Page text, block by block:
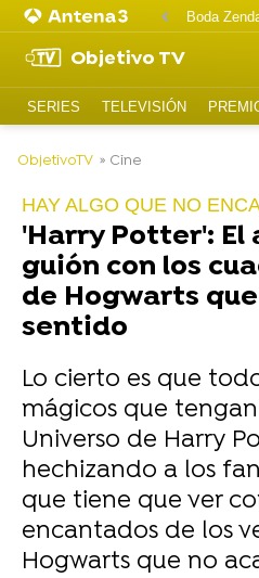
Boda
Objetivo TV
SERIES TELEVISIÓN
ObjetivoTV » Cine
HAY ALGO QUE NO
'Harry Potter': El
guión con los
de Hogwarts
sentido
Lo cierto es que
mágicos que
Universo de Harry
hechizando a los
que tiene que ver
encantados de los
Hogwarts que no